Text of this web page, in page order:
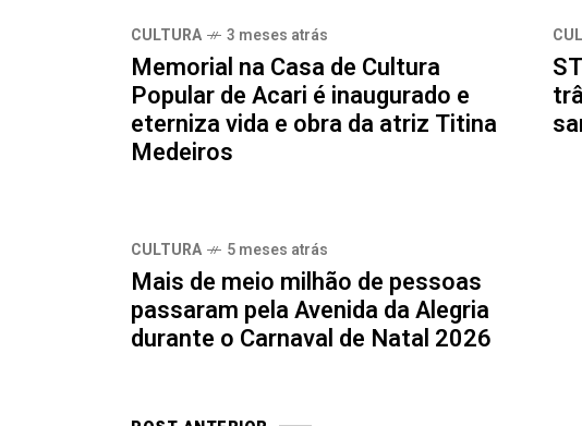
CULTURA 3 meses atrás
Memorial na Casa de Cultura
Popular de Acari é inaugurado e
eterniza vida e obra da atriz Titina
Medeiros
CULTURA 5 meses atrás
Mais de meio milhão de pessoas
passaram pela Avenida da Alegria
durante o Carnaval de Natal 2026